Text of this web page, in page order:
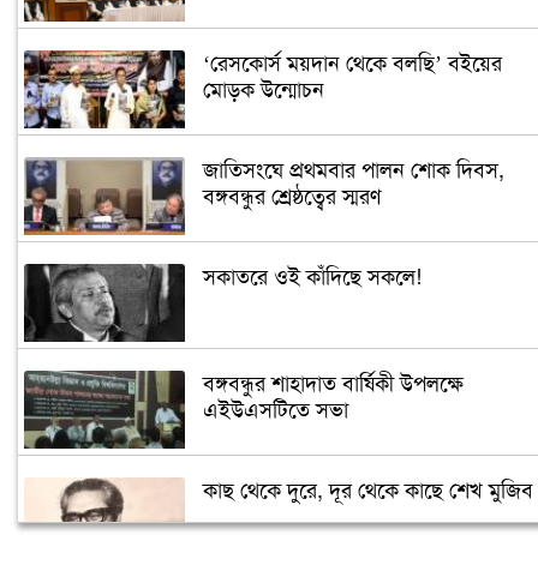
‘রেসকোর্স ময়দান থেকে বলছি’ বইয়ের
মোড়ক উন্মোচন
জাতিসংঘে প্রথমবার পালন শোক দিবস,
বঙ্গবন্ধুর শ্রেষ্ঠত্বের স্মরণ
সকাতরে ওই কাঁদিছে সকলে!
বঙ্গবন্ধুর শাহাদাত বার্ষিকী উপলক্ষে
এইউএসটিতে সভা
কাছ থেকে দুরে, দূর থেকে কাছে শেখ মুজিব